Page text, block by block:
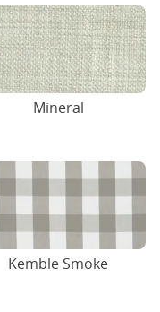
Mineral
Kemble Smoke